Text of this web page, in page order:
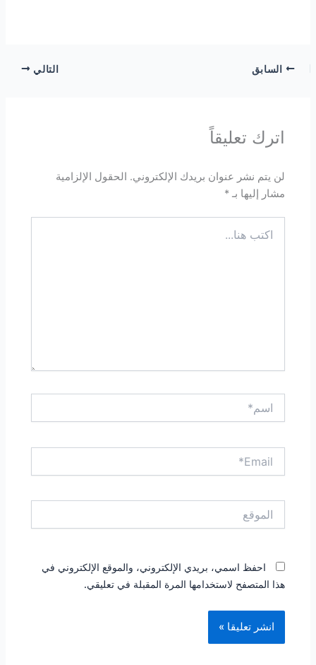
السابق التالي
اترك تعليقاً
لن يتم نشر عنوان بريدك الإلكتروني. الحقول الإلزامية
مشار إليها بـ*
هنا...
احفظ اسمي، بريدي الإلكتروني، والموقع الإلكتروني في
هذا المتصفح لاستخدامها المرة المقبلة في تعليقي.